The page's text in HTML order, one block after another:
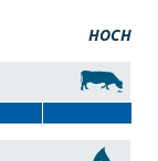
HOCH